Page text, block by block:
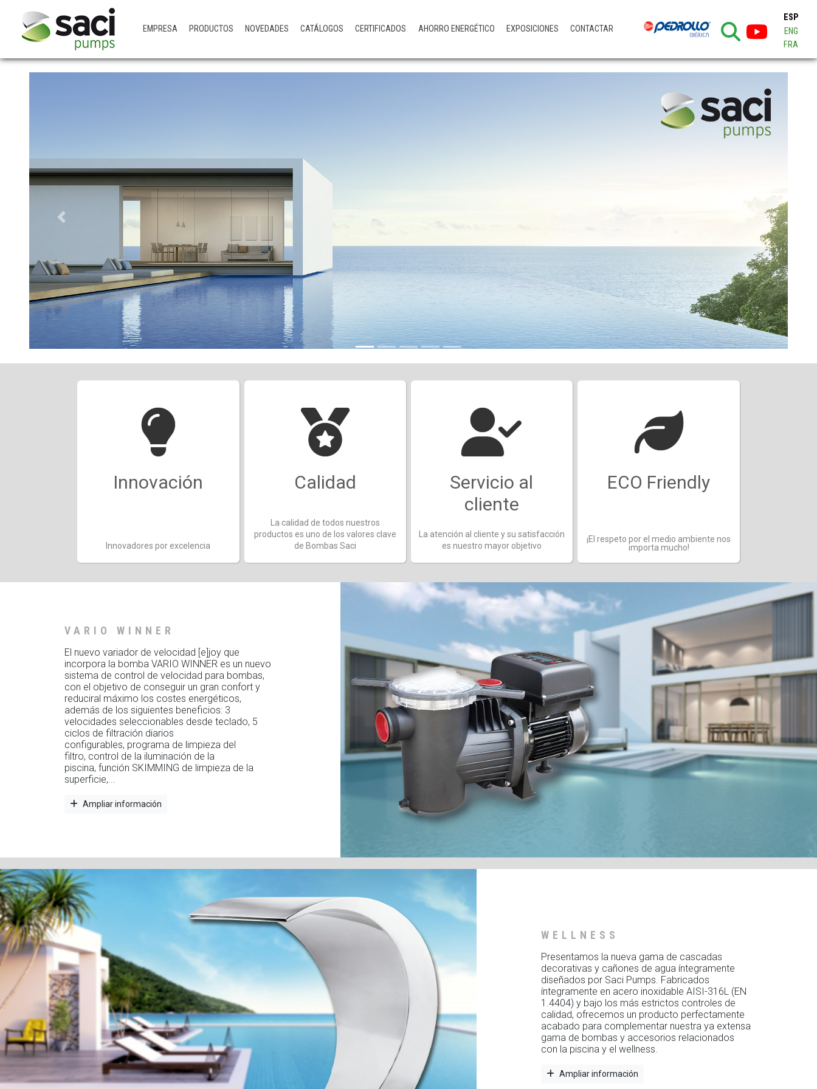
EMPRESA PRODUCTOS NOVEDADES CATÁLOGOS CERTIFICADOS AHORRO ENERGÉTICO EXPOSICIONES CONTACTAR
ESP
ENG
FRA
Previous Next
Innovación
Innovadores por excelencia
Calidad
La calidad de todos nuestros
productos es uno de los valores clave
de Bombas Saci
Servicio al
cliente
La atención al cliente y su satisfacción
es nuestro mayor objetivo
ECO Friendly
¡El respeto por el medio ambiente nos
importa mucho!
VARIO WINNER
El nuevo variador de velocidad [e]joy que
incorpora la bomba VARIO WINNER es un nuevo
sistema de control de velocidad para bombas,
con el objetivo de conseguir un gran confort y
reduciral máximo los costes energéticos,
además de los siguientes beneficios: 3
velocidades seleccionables desde teclado, 5
ciclos de filtración diarios
configurables, programa de limpieza del
filtro, control de la iluminación de la
piscina, función SKIMMING de limpieza de la
superficie,...
Ampliar información
WELLNESS
Presentamos la nueva gama de cascadas
decorativas y cañones de agua íntegramente
diseñados por Saci Pumps. Fabricados
íntegramente en acero inoxidable AISI-316L (EN
1.4404) y bajo los más estrictos controles de
calidad, ofrecemos un producto perfectamente
acabado para complementar nuestra ya extensa
gama de bombas y accesorios relacionados
con la piscina y el wellness.
Ampliar información